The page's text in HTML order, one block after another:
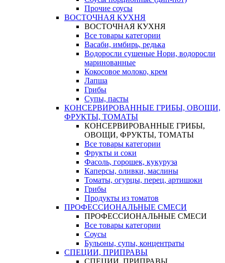
Прочие соусы
ВОСТОЧНАЯ КУХНЯ
ВОСТОЧНАЯ КУХНЯ
Все товары категории
Васаби, имбирь, редька
Водоросли сушеные Нори, водоросли
маринованные
Кокосовое молоко, крем
Лапша
Грибы
Супы, пасты
КОНСЕРВИРОВАННЫЕ ГРИБЫ, ОВОЩИ,
ФРУКТЫ, ТОМАТЫ
КОНСЕРВИРОВАННЫЕ ГРИБЫ,
ОВОЩИ, ФРУКТЫ, ТОМАТЫ
Все товары категории
Фрукты и соки
Фасоль, горошек, кукуруза
Каперсы, оливки, маслины
Томаты, огурцы, перец, артишоки
Грибы
Продукты из томатов
ПРОФЕССИОНАЛЬНЫЕ СМЕСИ
ПРОФЕССИОНАЛЬНЫЕ СМЕСИ
Все товары категории
Соусы
Бульоны, супы, концентраты
СПЕЦИИ, ПРИПРАВЫ
СПЕЦИИ, ПРИПРАВЫ